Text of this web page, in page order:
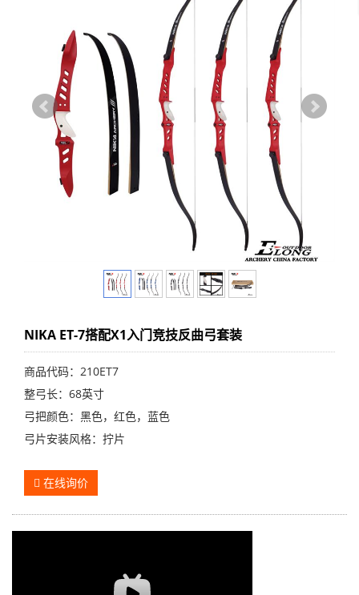
NIKA ET-7搭配X1入门竞技反曲弓套装
商品代码：210ET7
整弓长：68英寸
弓把颜色：黑色，红色，蓝色
弓片安装风格：拧片
在线询价